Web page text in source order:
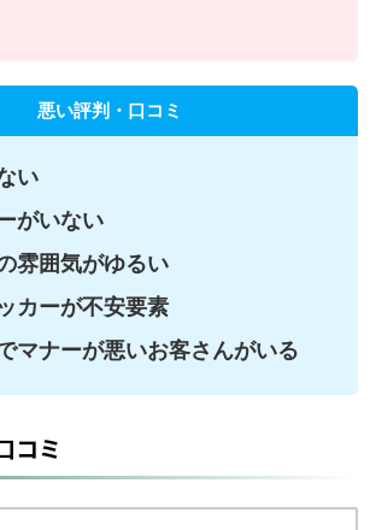
悪い評判・口コミ
い
がいない
雰囲気がゆるい
カーが不安要素
マナーが悪いお客さんがいる
コミ